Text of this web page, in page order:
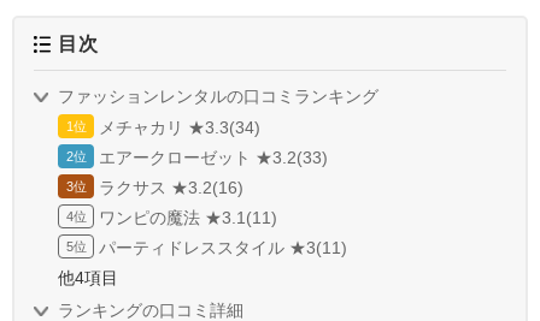
目次
ファッションレンタルの口コミランキング
メチャカリ ★3.3(34)
エアークローゼット ★3.2(33)
ラクサス ★3.2(16)
ワンピの魔法 ★3.1(11)
パーティドレススタイル ★3(11)
他4項目
ランキングの口コミ詳細